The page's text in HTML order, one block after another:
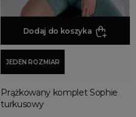
Dodaj do koszyka
JEDEN ROZMIAR
Prążkowany komplet Sophie
turkusowy